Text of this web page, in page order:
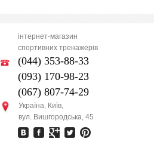
інтернет-магазин
спортивних тренажерів
(044) 353-88-33
(093) 170-98-23
(067) 807-74-29
Україна, Київ,
вул. Вишгородська, 45